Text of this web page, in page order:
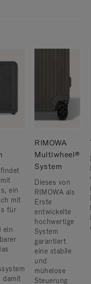
ein
mit
für
ein
damit
RIMOWA
Multiwheel®
System
Dieses von
RIMOWA als
Erste
entwickelte
hochwertige
System
garantiert
eine stabile
und
mühelose
Steuerung